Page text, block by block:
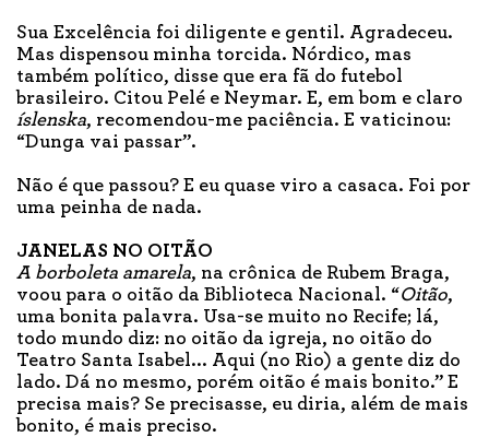
Sua Excelência foi diligente e gentil. Agradeceu.
Mas dispensou minha torcida. Nórdico, mas
também político, disse que era fã do futebol
brasileiro. Citou Pelé e Neymar. E, em bom e claro
íslenska, recomendou-me paciência. E vaticinou:
“Dunga vai passar”.
Não é que passou? E eu quase viro a casaca. Foi por
uma peinha de nada.
JANELAS NO OITÃO
A borboleta amarela, na crônica de Rubem Braga,
voou para o oitão da Biblioteca Nacional. “Oitão,
uma bonita palavra. Usa-se muito no Recife; lá,
todo mundo diz: no oitão da igreja, no oitão do
Teatro Santa Isabel... Aqui (no Rio) a gente diz do
lado. Dá no mesmo, porém oitão é mais bonito.” E
precisa mais? Se precisasse, eu diria, além de mais
bonito, é mais preciso.